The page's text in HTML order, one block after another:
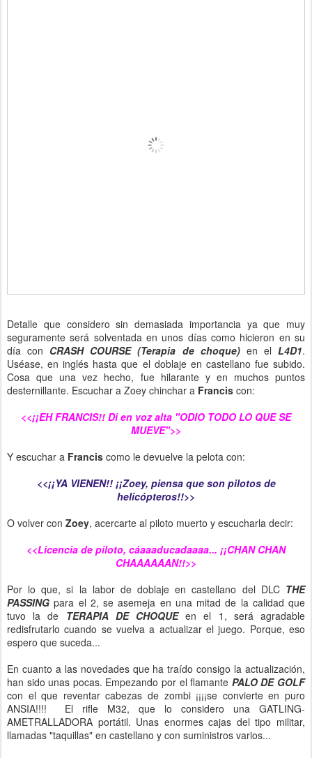
Detalle que considero sin demasiada importancia ya que muy
seguramente será solventada en unos días como hicieron en su
día con CRASH COURSE (Terapia de choque)en elL4D1.
Uséase, en inglés hasta que el doblaje en castellano fue subido.
Cosa que una vez hecho, fue hilarante y en muchos puntos
desternillante. Escuchar a Zoey chinchar a Francis con:
<<¡¡EH FRANCIS!! Di en voz alta "ODIO TODO LO QUE SE
MUEVE">>
Y escuchar a Francis como le devuelve la pelota con:
<<¡¡YA VIENEN!! ¡¡Zoey, piensa que son pilotos de
helicópteros!!>>
O volver con Zoey, acercarte al piloto muerto y escucharla decir:
<<Licencia de piloto, cáaaaducadaaaa... ¡¡CHAN CHAN
CHAAAAAAN!!>>
Por lo que, si la labor de doblaje en castellano del DLC THE
PASSING para el 2, se asemeja en una mitad de la calidad que
tuvo la de TERAPIA DE CHOQUEen el 1, será agradable
redisfrutarlo cuando se vuelva a actualizar el juego. Porque, eso
espero que suceda...
En cuanto a las novedades que ha traído consigo la actualización,
han sido unas pocas. Empezando por el flamante PALO DE GOLF
con el que reventar cabezas de zombi ¡¡¡¡se convierte en puro
ANSIA!!!! El rifle M32, que lo considero una GATLING-
AMETRALLADORA portátil. Unas enormes cajas del tipo militar,
llamadas "taquillas" en castellano y con suministros varios...